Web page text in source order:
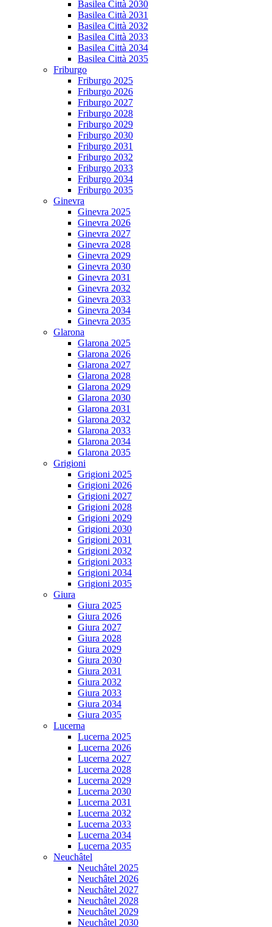
Basilea Città 2030
Basilea Città 2031
Basilea Città 2032
Basilea Città 2033
Basilea Città 2034
Basilea Città 2035
Friburgo
Friburgo 2025
Friburgo 2026
Friburgo 2027
Friburgo 2028
Friburgo 2029
Friburgo 2030
Friburgo 2031
Friburgo 2032
Friburgo 2033
Friburgo 2034
Friburgo 2035
Ginevra
Ginevra 2025
Ginevra 2026
Ginevra 2027
Ginevra 2028
Ginevra 2029
Ginevra 2030
Ginevra 2031
Ginevra 2032
Ginevra 2033
Ginevra 2034
Ginevra 2035
Glarona
Glarona 2025
Glarona 2026
Glarona 2027
Glarona 2028
Glarona 2029
Glarona 2030
Glarona 2031
Glarona 2032
Glarona 2033
Glarona 2034
Glarona 2035
Grigioni
Grigioni 2025
Grigioni 2026
Grigioni 2027
Grigioni 2028
Grigioni 2029
Grigioni 2030
Grigioni 2031
Grigioni 2032
Grigioni 2033
Grigioni 2034
Grigioni 2035
Giura
Giura 2025
Giura 2026
Giura 2027
Giura 2028
Giura 2029
Giura 2030
Giura 2031
Giura 2032
Giura 2033
Giura 2034
Giura 2035
Lucerna
Lucerna 2025
Lucerna 2026
Lucerna 2027
Lucerna 2028
Lucerna 2029
Lucerna 2030
Lucerna 2031
Lucerna 2032
Lucerna 2033
Lucerna 2034
Lucerna 2035
Neuchâtel
Neuchâtel 2025
Neuchâtel 2026
Neuchâtel 2027
Neuchâtel 2028
Neuchâtel 2029
Neuchâtel 2030